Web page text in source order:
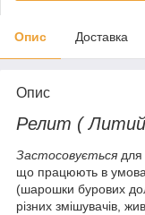
Опис Доставка
Опис
Релит ( Литий
Застосовується для
що працюють в
(шарошки бурових
різних змішувачів,